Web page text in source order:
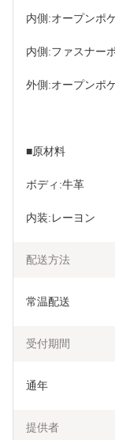
内側:オープンポ
内側:ファスナー
外側:オープンポ
■原材料
ボディ:牛革
内装:レーヨン
配送方法
常温配送
受付期間
通年
提供者